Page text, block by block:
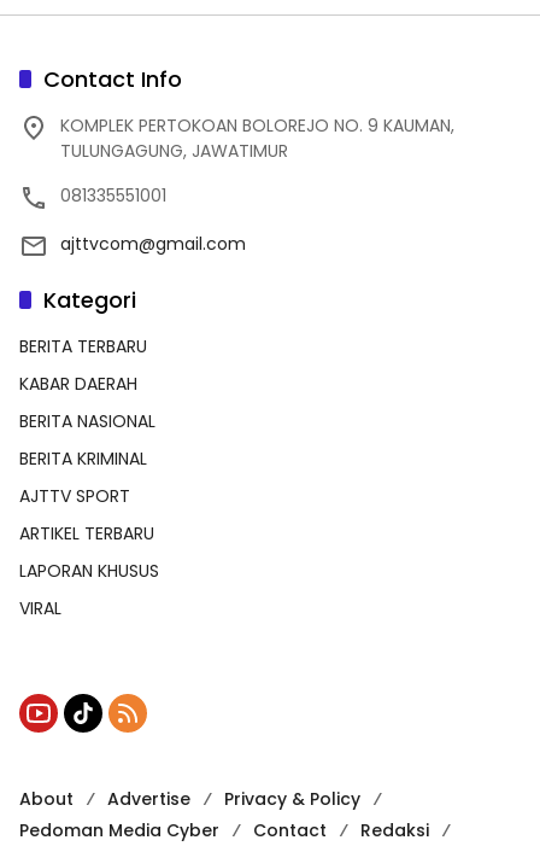
Contact Info
KOMPLEK PERTOKOAN BOLOREJO NO. 9 KAUMAN,
TULUNGAGUNG, JAWATIMUR
081335551001
ajttvcom@gmail.com
Kategori
BERITA TERBARU
KABAR DAERAH
BERITA NASIONAL
BERITA KRIMINAL
AJTTV SPORT
ARTIKEL TERBARU
LAPORAN KHUSUS
VIRAL
About Advertise
Privacy & Policy
Pedoman Media Cyber
Contact Redaksi